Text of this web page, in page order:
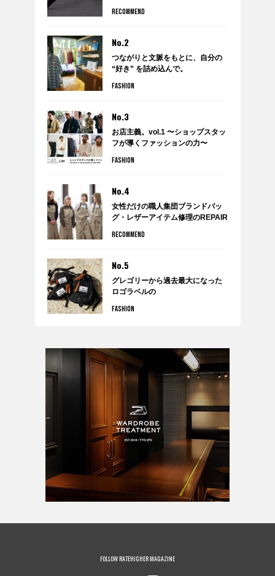
RECOMMEND
No.2
つながりと文脈をもとに、自分の
“好き” を詰め込んで。
TREATMENTのポップアップショ
に潜入！
FASHION
No.3
お店主義。vol.1 〜ショップスタッ
フが導くファッションの力〜
FASHION
No.4
女性だけの職人集団ブランドバッ
グ・レザーアイテム修理のREPAIR
RECOMMEND
No.5
グレゴリーから過去最大になった
ロゴラベルの
が発売。
FASHION
FOLLOW RATEHIGHER MAGAZINE